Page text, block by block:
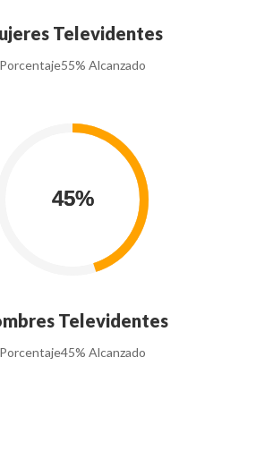
Televidentes
Porcentaje55% Alcanzado
Televidentes
Porcentaje45% Alcanzado